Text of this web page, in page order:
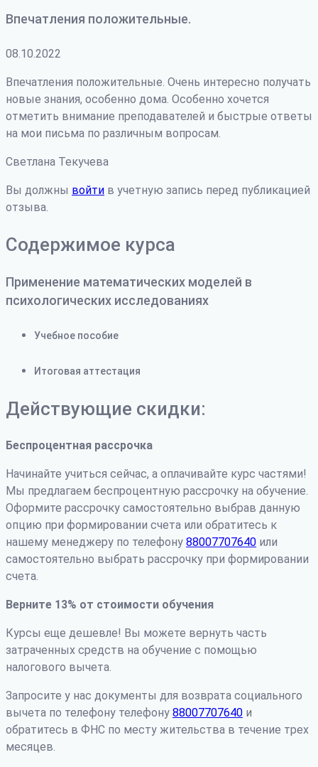
Впечатления положительные.
08.10.2022
Впечатления положительные. Очень интересно получать
новые знания, особенно дома. Особенно хочется
отметить внимание преподавателей и быстрые ответы
на мои письма по различным вопросам.
Светлана Текучева
Вы должны войти в учетную запись перед публикацией
отзыва.
Содержимое курса
Применение математических моделей в
психологических исследованиях
Учебное пособие
Итоговая аттестация
Действующие скидки:
Беспроцентная рассрочка
Начинайте учиться сейчас, а оплачивайте курс частями!
Мы предлагаем беспроцентную рассрочку на обучение.
Оформите рассрочку самостоятельно выбрав данную
опцию при формировании счета или обратитесь к
нашему менеджеру по телефону 88007707640 или
самостоятельно выбрать рассрочку при формировании
счета.
Верните 13% от стоимости обучения
Курсы еще дешевле! Вы можете вернуть часть
затраченных средств на обучение с помощью
налогового вычета.
Запросите у нас документы для возврата социального
вычета по телефону телефону 88007707640 и
обратитесь в ФНС по месту жительства в течение трех
месяцев.